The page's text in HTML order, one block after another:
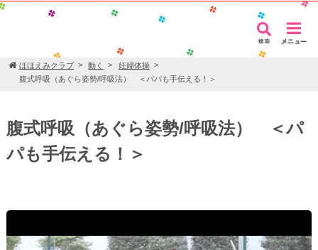
ほほえみクラブ 動く
妊婦体操
腹式呼吸（あぐら姿勢/呼吸法） ＜パパも手伝える！＞
腹式呼吸（あぐら姿勢/呼吸法） ＜パ
パも手伝える！＞